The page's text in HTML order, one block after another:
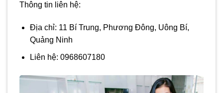
Thông tin liên hệ:
Địa chỉ: 11 Bí Trung, Phương Đông, Uông Bí,
Quảng Ninh
Liên hệ: 0968607180